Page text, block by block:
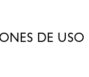
DE USO